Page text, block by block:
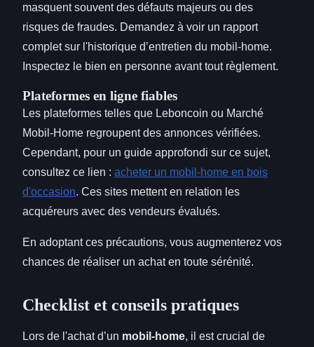
masquent souvent des défauts majeurs ou des
risques de fraudes. Demandez à voir un rapport
complet sur l'historique d’entretien du mobil-home.
Inspectez le bien en personne avant tout règlement.
Plateformes en ligne fiables
Les plateformes telles que Leboncoin ou Marché
Mobil-Home regroupent des annonces vérifiées.
Cependant, pour un guide approfondi sur ce sujet,
consultez ce lien : acheter un mobil-home en bois
d'occasion. Ces sites mettent en relation les
acquéreurs avec des vendeurs évalués.
En adoptant ces précautions, vous augmenterez vos
chances de réaliser un achat en toute sérénité.
Checklist et conseils pratiques
Lors de l'achat d’un mobil-home, il est crucial de